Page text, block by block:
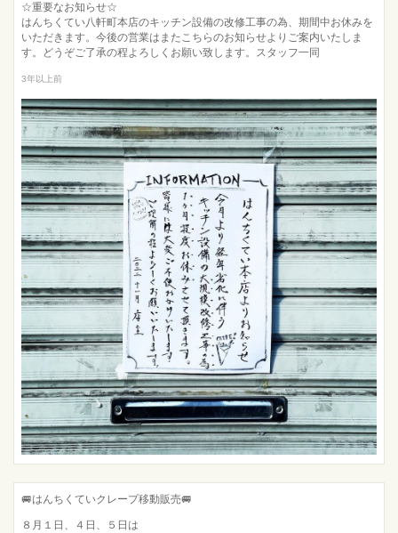
☆重要なお知らせ☆
はんちくてい八軒町本店のキッチン設備の改修工事の為、期間中お休みを
いただきます。今後の営業はまたこちらのお知らせよりご案内いたしま
す。どうぞご了承の程よろしくお願い致します。スタッフ一同
3年以上前
🚐はんちくていクレープ移動販売🚐
８月１日、４日、５日は